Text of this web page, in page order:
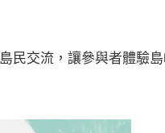
民交流，讓參與者體驗